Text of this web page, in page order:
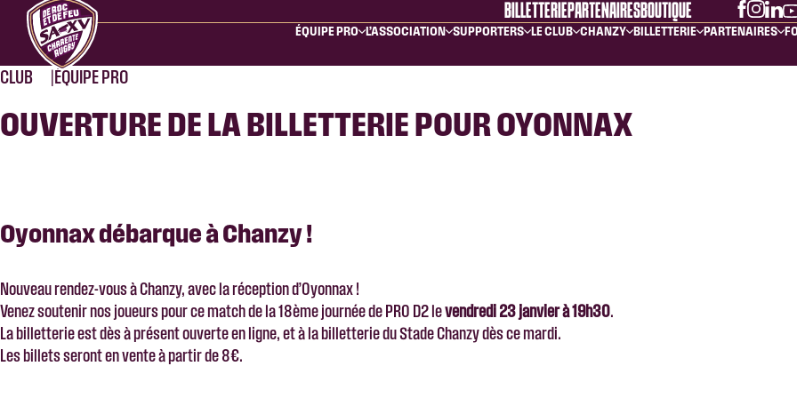
BILLETTERIEPARTENAIRESBOUTIQUE
ÉQUIPE PRO L’ASSOCIATION SUPPORTERS LE CLUB CHANZY BILLETTERIE PARTENAIRES
CLUB ÉQUIPE PRO
OUVERTURE DE LA BILLETTERIE POUR OYONNAX
Oyonnax débarque à Chanzy !
Nouveau rendez-vous à Chanzy, avec la réception d’Oyonnax !
Venez soutenir nos joueurs pour ce match de la 18ème journée de PRO D2 levendredi 23 janvier à 19h30.
La billetterie est dès à présent ouverte en ligne, et à la billetterie du Stade Chanzy dès ce mardi.
Les billets seront en vente à partir de 8€.